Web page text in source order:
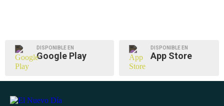
DISPONIBLE EN
Google Play
DISPONIBLE EN
App Store